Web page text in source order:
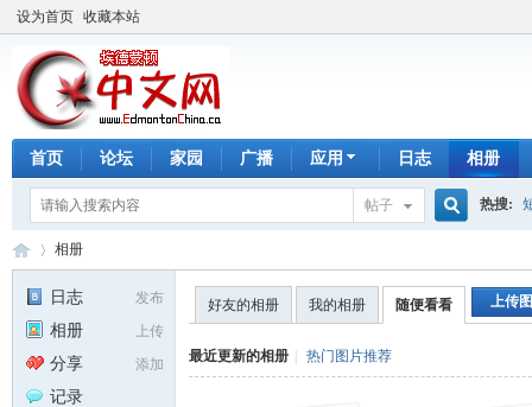
设为首页 收藏本站
首页 论坛 家园 广播 应用 日志 相册
帖子 热搜:
相册
发布
日志
上传
相册
添加
分享
记录
好友的相册 我的相册 随便看看 上传
最近更新的相册 热门图片推荐